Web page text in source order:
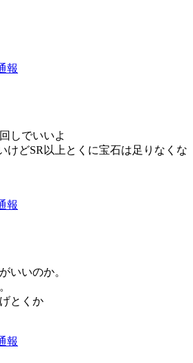
報
しでいいよ
けどSR以上とくに宝石は足りなくな
報
いいのか。
とくか
報